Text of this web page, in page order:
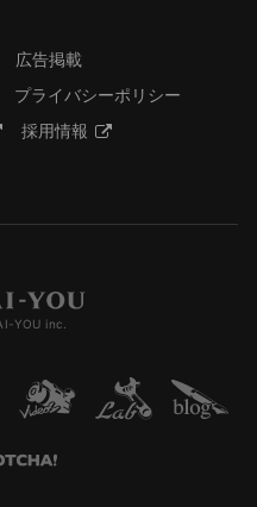
広告掲載
プライバシーポリシー
採用情報
YOU inc.